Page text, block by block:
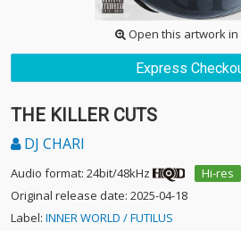
Open this artwork in
Express
THE KILLER CUTS
DJ CHARI
Audio format: 24bit/48kHz
Hi-res
Original release date: 2025-04-18
Label: INNER WORLD / FUTILUS